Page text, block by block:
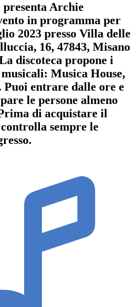
presentaArchie
in programma per
2023 presso Villa delle
16, 47843, Misano
discoteca propone i
Musica House,
Puoi entrare dalle ore e
le persone almeno
di acquistare il
sempre le
.